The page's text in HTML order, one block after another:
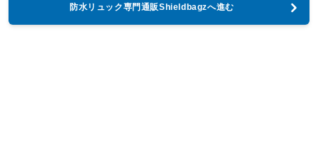
防水リュック専門通販Shieldbagzへ進む